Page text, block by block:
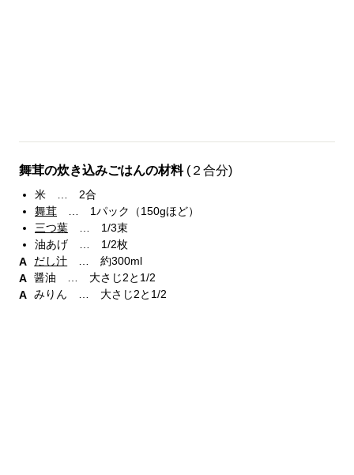
舞茸の炊き込みごはんの材料 (２合分)
米 … 2合
舞茸 … 1パック（150gほど）
三つ葉 … 1/3束
油あげ … 1/2枚
だし汁 … 約300ml
醤油 … 大さじ2と1/2
みりん … 大さじ2と1/2